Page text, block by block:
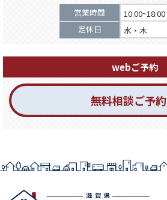
営業時間
10:00~18:00
定休日
水・木
webご予約
無料相談ご予約